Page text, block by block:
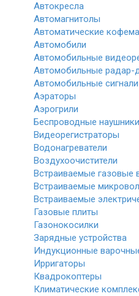
Автокресла
Автомагнитолы
Автоматические
Автомобили
Автомобильные
Автомобильные радар-
Автомобильные
Аэраторы
Аэрогрили
Беспроводные наушники
Видеорегистраторы
Водонагреватели
Воздухоочистители
Встраиваемые газовые
Встраиваемые
Встраиваемые
Газовые плиты
Газонокосилки
Зарядные устройства
Индукционные
Ирригаторы
Квадрокоптеры
Климатические